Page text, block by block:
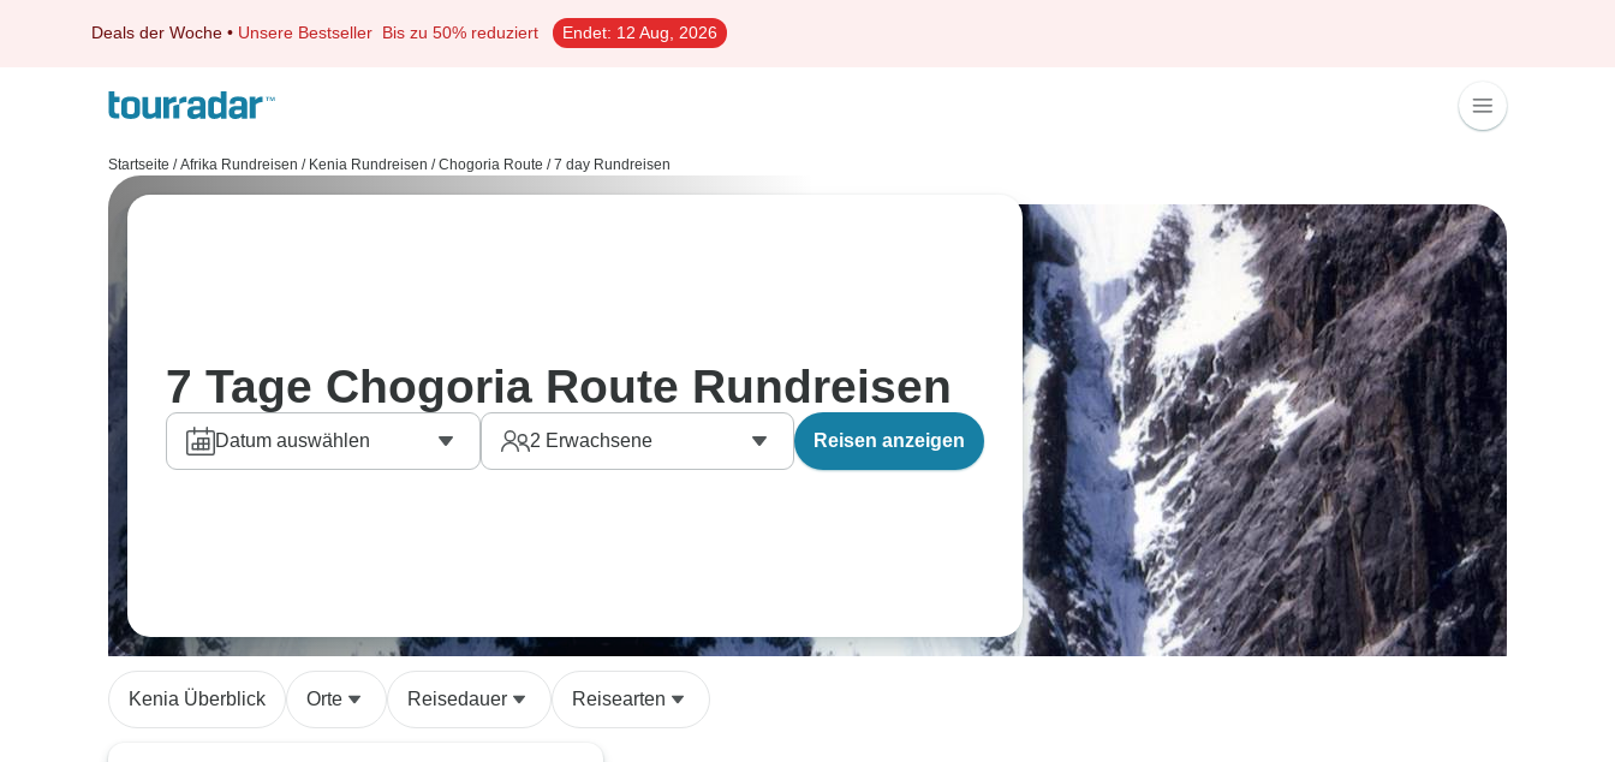
Deals der Woche • Unsere Bestseller Bis zu 50% reduziert Endet: 12 Aug, 2026
Startseite / Afrika Rundreisen / Kenia Rundreisen / Chogoria Route / 7 day Rundreisen
7 Tage Chogoria Route Rundreisen
Datum auswählen 2 Erwachsene Reisen anzeigen
Kenia Überblick Orte Reisedauer Reisearten